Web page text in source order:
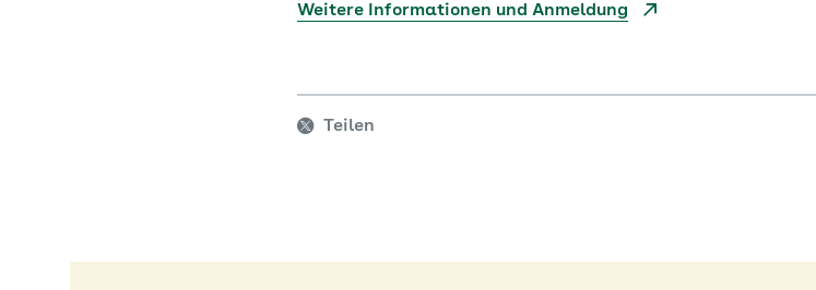
Weitere Informationen und Anmeldung
Teilen